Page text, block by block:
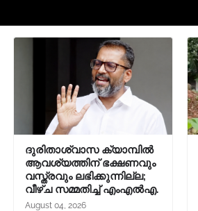
ദുരിതാശ്വാസ ക്യാമ്പിൽ
ആവശ്യത്തിന് ഭക്ഷണവും
വസ്ത്രവും ലഭിക്കുന്നില്ല;
വീഴ്ച സമ്മതിച്ച് എംഎൽഎ.
August 04, 2026